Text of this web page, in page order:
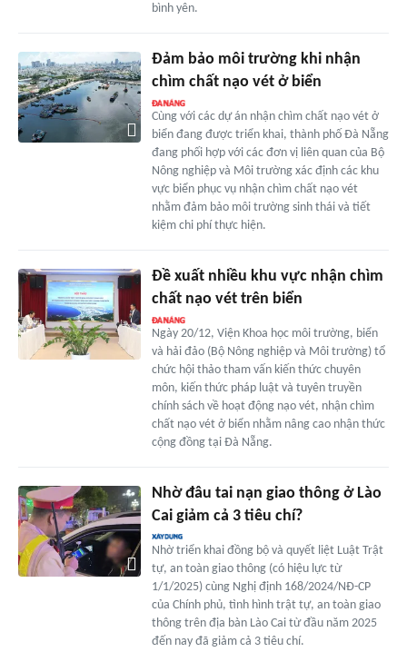
bình yên.
Đảm bảo môi trường khi nhận
chìm chất nạo vét ở biển
Cùng với các dự án nhận chìm chất nạo vét ở
biển đang được triển khai, thành phố Đà Nẵng
đang phối hợp với các đơn vị liên quan của Bộ
Nông nghiệp và Môi trường xác định các khu
vực biển phục vụ nhận chìm chất nạo vét
nhằm đảm bảo môi trường sinh thái và tiết
kiệm chi phí thực hiện.
Đề xuất nhiều khu vực nhận chìm
chất nạo vét trên biển
Ngày 20/12, Viện Khoa học môi trường, biển
và hải đảo (Bộ Nông nghiệp và Môi trường) tổ
chức hội thảo tham vấn kiến thức chuyên
môn, kiến thức pháp luật và tuyên truyền
chính sách về hoạt động nạo vét, nhận chìm
chất nạo vét ở biển nhằm nâng cao nhận thức
cộng đồng tại Đà Nẵng.
Nhờ đâu tai nạn giao thông ở Lào
Cai giảm cả 3 tiêu chí?
Nhờ triển khai đồng bộ và quyết liệt Luật Trật
tự, an toàn giao thông (có hiệu lực từ
1/1/2025) cùng Nghị định 168/2024/NĐ-CP
của Chính phủ, tình hình trật tự, an toàn giao
thông trên địa bàn Lào Cai từ đầu năm 2025
đến nay đã giảm cả 3 tiêu chí.